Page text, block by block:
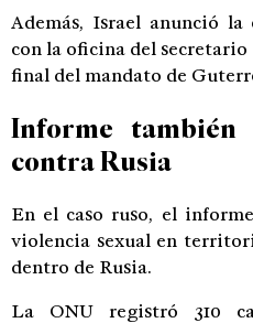
Además, Israel anunció la
con la oficina del
final del mandato de
Informe también
contra Rusia
En el caso ruso, el
violencia sexual en
dentro de Rusia.
La ONU registró 310